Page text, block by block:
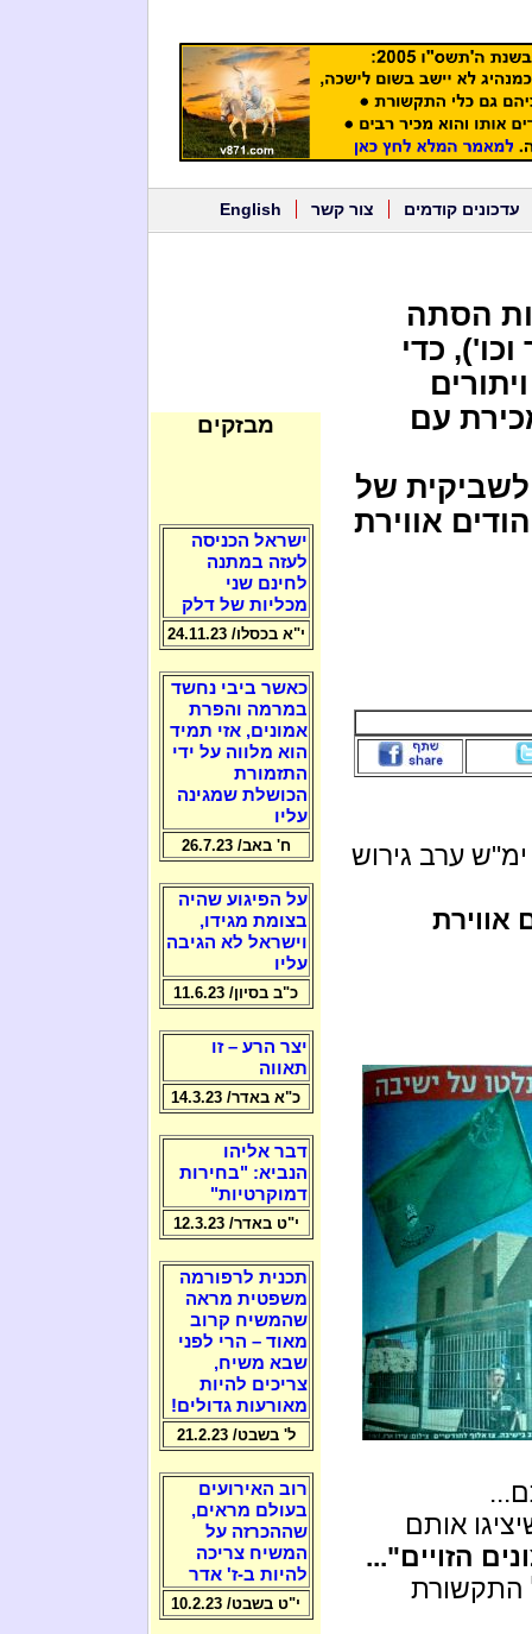
עדכונים קודמים צור קשר English
הסתה
כדי
עם
של
אווירת
ערב גירוש
אווירת
אותם
הזויים"...
התקשורת
מבזקים
ישראל הכניסה
לעזה במתנה
לחינם שני
מכליות של דלק
י"א בכסלו/ 24.11.23
כאשר ביבי נחשד
במרמה והפרת
אמונים, אזי תמיד
הוא מלווה על ידי
התזמורת
הכושלת שמגינה
עליו
ח' באב/ 26.7.23
על הפיגוע שהיה
בצומת מגידו,
וישראל לא הגיבה
עליו
כ"ב בסיון/ 11.6.23
יצר הרע – זו
תאווה
כ"א באדר/ 14.3.23
דבר אליהו
הנביא: "בחירות
דמוקרטיות"
י"ט באדר/ 12.3.23
תכנית לרפורמה
משפטית מראה
שהמשיח קרוב
מאוד – הרי לפני
שבא משיח,
צריכים להיות
מאורעות גדולים!
ל' בשבט/ 21.2.23
רוב האירועים
בעולם מראים,
שההכרזה על
המשיח צריכה
להיות ב-ז' אדר
י"ט בשבט/ 10.2.23